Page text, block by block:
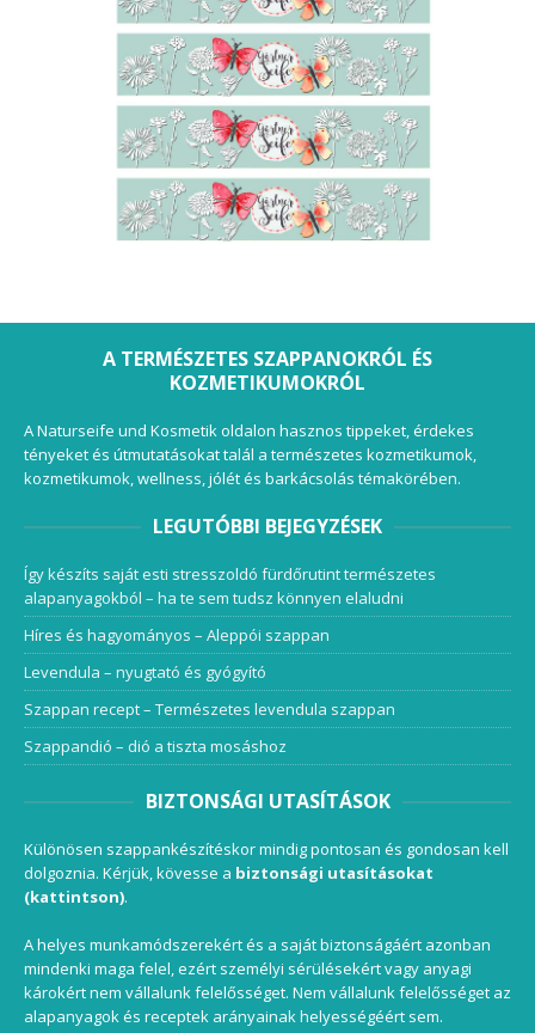
A TERMÉSZETES SZAPPANOKRÓL ÉS
KOZMETIKUMOKRÓL
A Naturseife und Kosmetik oldalon hasznos tippeket, érdekes
tényeket és útmutatásokat talál a természetes kozmetikumok,
kozmetikumok, wellness, jólét és barkácsolás témakörében.
LEGUTÓBBI BEJEGYZÉSEK
Így készíts saját esti stresszoldó fürdőrutint természetes
alapanyagokból – ha te sem tudsz könnyen elaludni
Híres és hagyományos – Aleppói szappan
Levendula – nyugtató és gyógyító
Szappan recept – Természetes levendula szappan
Szappandió – dió a tiszta mosáshoz
BIZTONSÁGI UTASÍTÁSOK
Különösen szappankészítéskor mindig pontosan és gondosan kell
dolgoznia. Kérjük, kövesse a biztonsági utasításokat
(kattintson).
A helyes munkamódszerekért és a saját biztonságáért azonban
mindenki maga felel, ezért személyi sérülésekért vagy anyagi
károkért nem vállalunk felelősséget. Nem vállalunk felelősséget az
alapanyagok és receptek arányainak helyességéért sem.